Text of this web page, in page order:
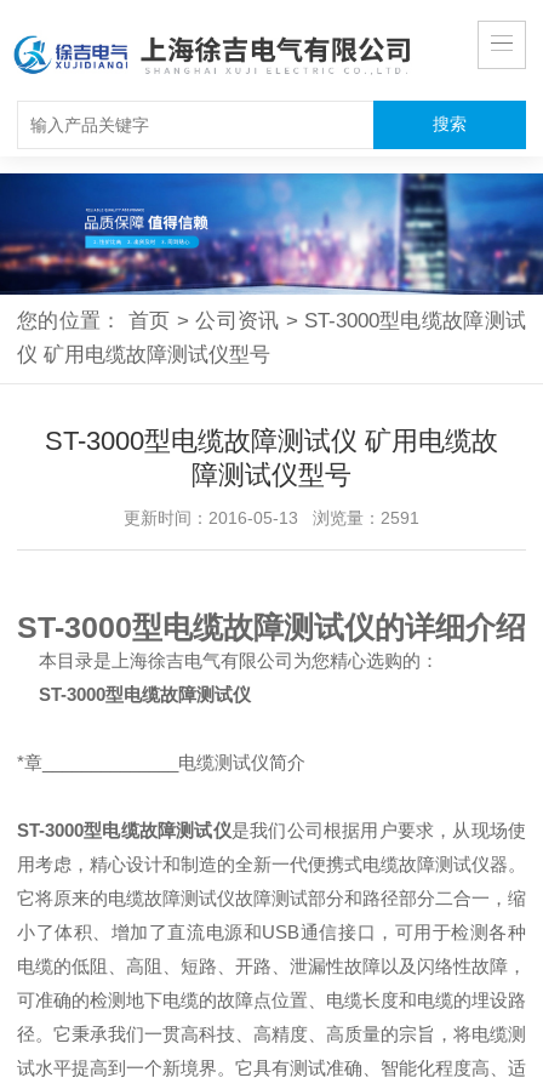
您的位置：首页 > 公司资讯 > ST-3000型电缆故障测试
仪 矿用电缆故障测试仪型号
ST-3000型电缆故障测试仪 矿用电缆故
障测试仪型号
更新时间：2016-05-13 浏览量：2591
ST-3000型电缆故障测试仪的详细介绍
本目录是上海徐吉电气有限公司为您精心选购的：
ST-3000型电缆故障测试仪
*章______________电缆测试仪简介
ST-3000型电缆故障测试仪是我们公司根据用户要求，从现场使
用考虑，精心设计和制造的全新一代便携式电缆故障测试仪器。
它将原来的电缆故障测试仪故障测试部分和路径部分二合一，缩
小了体积、增加了直流电源和USB通信接口，可用于检测各种
电缆的低阻、高阻、短路、开路、泄漏性故障以及闪络性故障，
可准确的检测地下电缆的故障点位置、电缆长度和电缆的埋设路
径。它秉承我们一贯高科技、高精度、高质量的宗旨，将电缆测
试水平提高到一个新境界。它具有测试准确、智能化程度高、适